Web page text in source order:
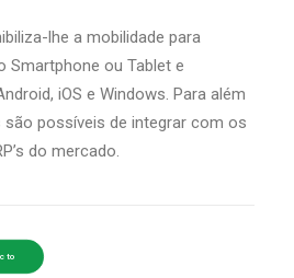
lhe a mobilidade para
ou Tablet e
iOS e Windows. Para além
possíveis de integrar com os
do mercado.